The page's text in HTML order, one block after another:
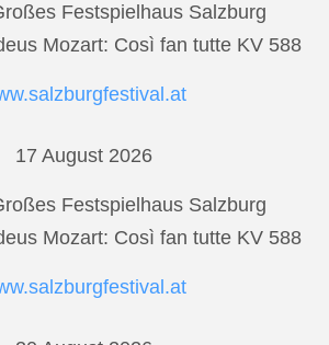
Festspielhaus Salzburg
Mozart: Così fan tutte KV 588
17 August 2026
Festspielhaus Salzburg
Mozart: Così fan tutte KV 588